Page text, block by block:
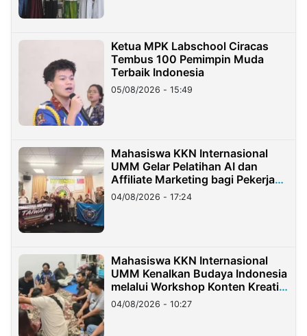
Ketua MPK Labschool Ciracas
Tembus 100 Pemimpin Muda
Terbaik Indonesia
05/08/2026 - 15:49
Mahasiswa KKN Internasional
UMM Gelar Pelatihan AI dan
Affiliate Marketing bagi Pekerja
Migran Indonesia di Taiwan
04/08/2026 - 17:24
Mahasiswa KKN Internasional
UMM Kenalkan Budaya Indonesia
melalui Workshop Konten Kreatif
di Taiwan
04/08/2026 - 10:27